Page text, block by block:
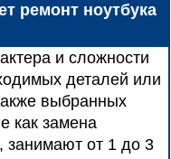
ремонт ноутбука
и сложности
деталей или
выбранных
как замена
занимают от 1 до 3